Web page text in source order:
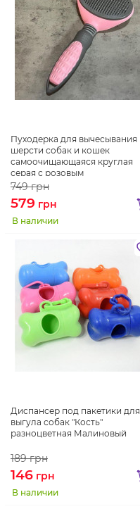
Пуходерка для вычесывания
шерсти собак и кошек
самоочищающаяся круглая
серая с розовым
749грн
579 грн
В наличии
Диспансер под пакетики для
выгула собак "Кость"
разноцветная Малиновый
189грн
146 грн
В наличии